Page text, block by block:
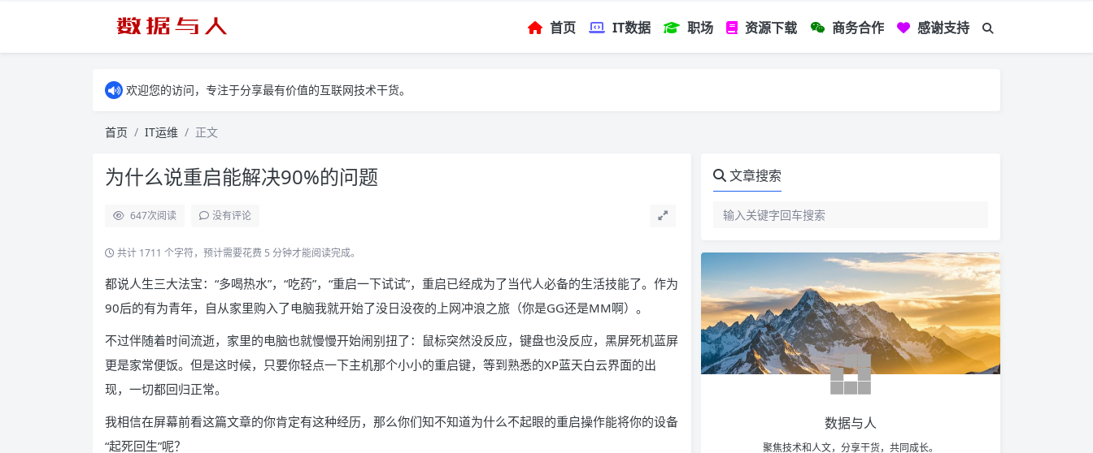
首页 IT数据 职场 资源下载 商务合作 感谢支持
欢迎您的访问，专注于分享最有价值的互联网技术干货。
首页 IT运维 正文
为什么说重启能解决90%的问题
647次阅读 没有评论
共计 1711 个字符，预计需要花费 5 分钟才能阅读完成。
都说人生三大法宝：“多喝热水”，“吃药”，“重启一下试试”，重启已经成为了当代人必备的生活技能了。作为
90后的有为青年，自从家里购入了电脑我就开始了没日没夜的上网冲浪之旅（你是GG还是MM啊）。
不过伴随着时间流逝，家里的电脑也就慢慢开始闹别扭了：鼠标突然没反应，键盘也没反应，黑屏死机蓝屏
更是家常便饭。但是这时候，只要你轻点一下主机那个小小的重启键，等到熟悉的XP蓝天白云界面的出
现，一切都回归正常。
我相信在屏幕前看这篇文章的你肯定有这种经历，那么你们知不知道为什么不起眼的重启操作能将你的设备
“起死回生”呢？
文章搜索
数据与人
聚焦技术和人文，分享干货，共同成长。